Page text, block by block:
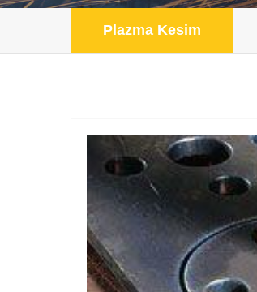
Plazma Kesim